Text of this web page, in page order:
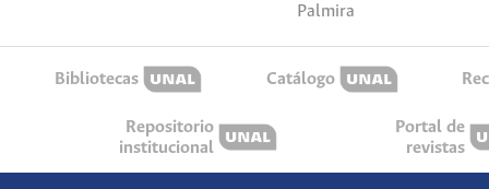
Palmira
Bibliotecas Catálogo
Repositorio
institucional
Portal de
revistas